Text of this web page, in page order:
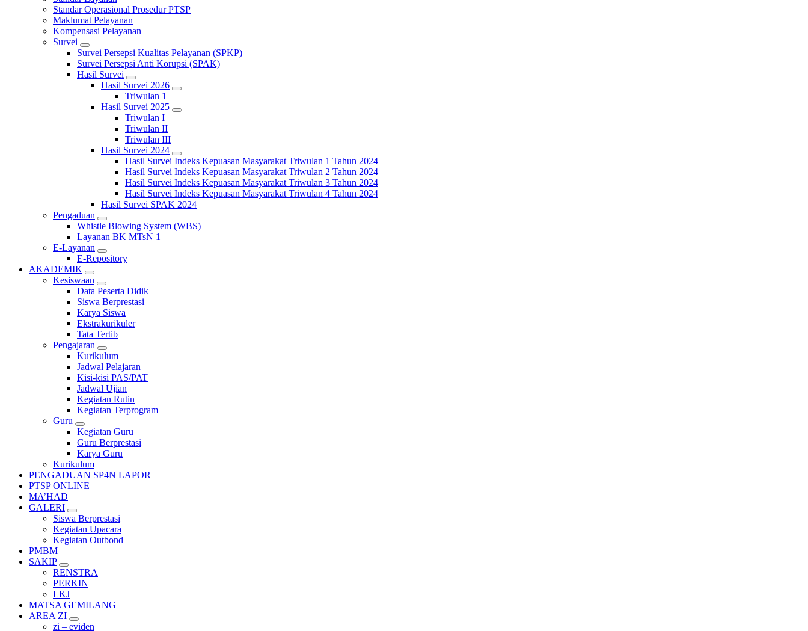
Standar Operasional Prosedur PTSP
Maklumat Pelayanan
Kompensasi Pelayanan
Survei
Survei Persepsi Kualitas Pelayanan (SPKP)
Survei Persepsi Anti Korupsi (SPAK)
Hasil Survei
Hasil Survei 2026
Triwulan 1
Hasil Survei 2025
Triwulan I
Triwulan II
Triwulan III
Hasil Survei 2024
Hasil Survei Indeks Kepuasan Masyarakat Triwulan 1 Tahun 2024
Hasil Survei Indeks Kepuasan Masyarakat Triwulan 2 Tahun 2024
Hasil Survei Indeks Kepuasan Masyarakat Triwulan 3 Tahun 2024
Hasil Survei Indeks Kepuasan Masyarakat Triwulan 4 Tahun 2024
Hasil Survei SPAK 2024
Pengaduan
Whistle Blowing System (WBS)
Layanan BK MTsN 1
E-Layanan
E-Repository
AKADEMIK
Kesiswaan
Data Peserta Didik
Siswa Berprestasi
Karya Siswa
Ekstrakurikuler
Tata Tertib
Pengajaran
Kurikulum
Jadwal Pelajaran
Kisi-kisi PAS/PAT
Jadwal Ujian
Kegiatan Rutin
Kegiatan Terprogram
Guru
Kegiatan Guru
Guru Berprestasi
Karya Guru
Kurikulum
PENGADUAN SP4N LAPOR
PTSP ONLINE
MA’HAD
GALERI
Siswa Berprestasi
Kegiatan Upacara
Kegiatan Outbond
PMBM
SAKIP
RENSTRA
PERKIN
LKJ
MATSA GEMILANG
AREA ZI
zi – eviden